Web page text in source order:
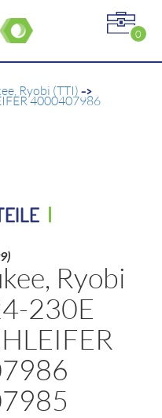
0
Ryobi (TTI) ->
4000407986
Ryobi
230E